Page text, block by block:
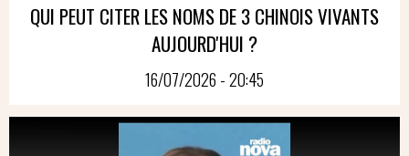
QUI PEUT CITER LES NOMS DE 3 CHINOIS VIVANTS
AUJOURD'HUI ?
16/07/2026 - 20:45